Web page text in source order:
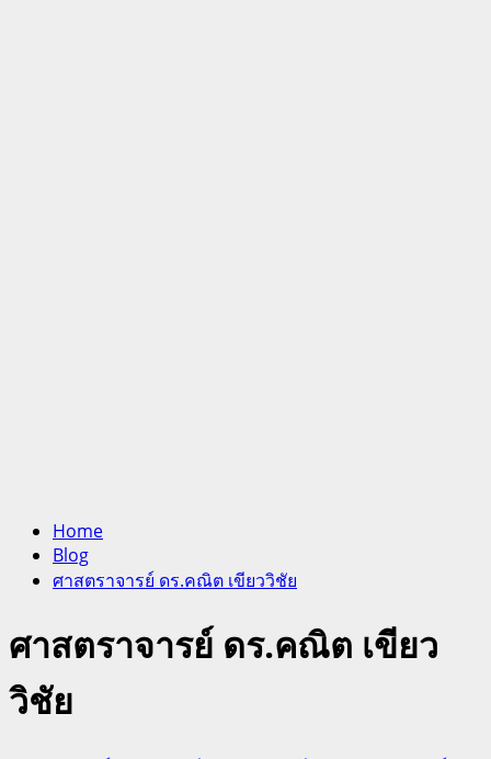
Home
Blog
ศาสตราจารย์ ดร.คณิต เขียววิชัย
ศาสตราจารย์ ดร.คณิต เขียว
วิชัย